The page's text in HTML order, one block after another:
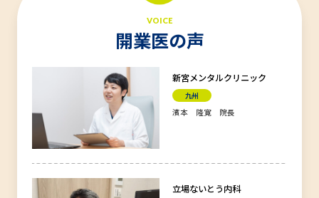
VOICE
開業医の声
新宮メンタルクリニック
九州
濱本 隆寛 院長
立場ないとう内科